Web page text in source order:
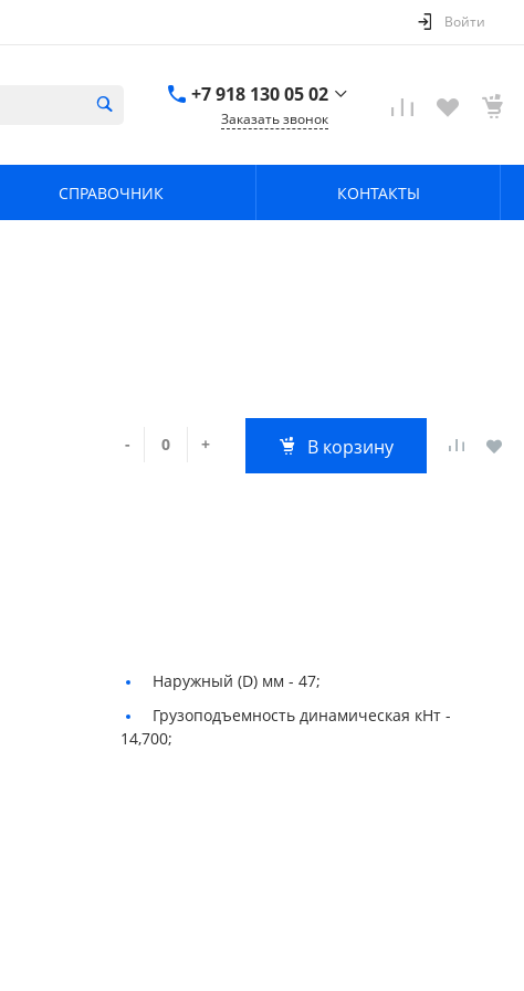
Войти
+7 918 130 05 02
Заказать звонок
СПРАВОЧНИК КОНТАКТЫ
- + В корзину
Наружный (D) мм -47;
Грузоподъемность динамическая кНт -
14,700;